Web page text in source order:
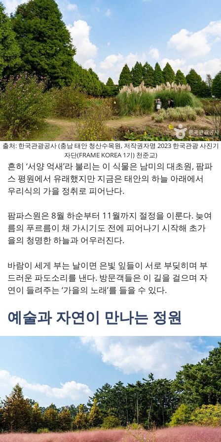
출처: 한국관광공사 (충남 태안 청산수목원, 저작권자명 2023 한국관광 사진기
자단(FRAME KOREA 1기) 천준교)
흔히 ‘서양 억새’라 불리는 이 식물은 남미의 대초원, 팜파
스 평원에서 유래했지만 지금은 태안의 하늘 아래에서
우리식의 가을 정취로 피어난다.
팜파스원은 8월 하순부터 11월까지 절정을 이룬다. 늦여
름의 푸르름이 채 가시기도 전에 피어나기 시작해 초가
을의 청명한 하늘과 어우러진다.
바람이 세게 부는 날이면 은빛 잎들이 서로 부딪히며 부
드러운 파도소리를 낸다. 방문객들은 이 길을 걸으며 자
연이 들려주는 ‘가을의 노래’를 들을 수 있다.
예술과 자연이 만나는 정원